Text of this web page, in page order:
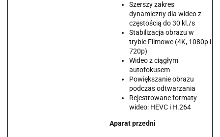
Szerszy zakres
dynamiczny dla wideo z
częstością do 30 kl./s
Stabilizacja obrazu w
trybie Filmowe (4K, 1080p i
720p)
Wideo z ciągłym
autofokusem
Powiększanie obrazu
podczas odtwarzania
Rejestrowane formaty
wideo: HEVC i H.264
Aparat przedni